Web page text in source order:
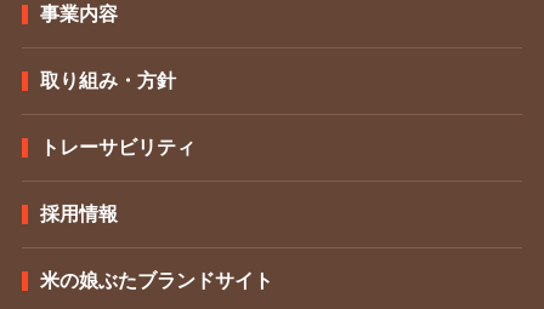
事業内容
取り組み・方針
トレーサビリティ
採用情報
米の娘ぶたブランドサイト